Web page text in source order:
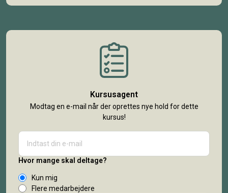
Kursusagent
Modtag en e-mail når der oprettes nye hold for dette
kursus!
Hvor mange skal deltage?
Kun mig
Flere medarbejdere